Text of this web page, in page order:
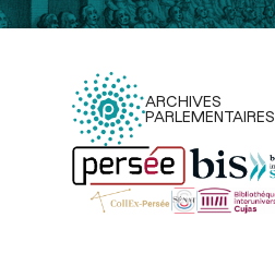
ARCHIVES
PARLEMENTAIRES